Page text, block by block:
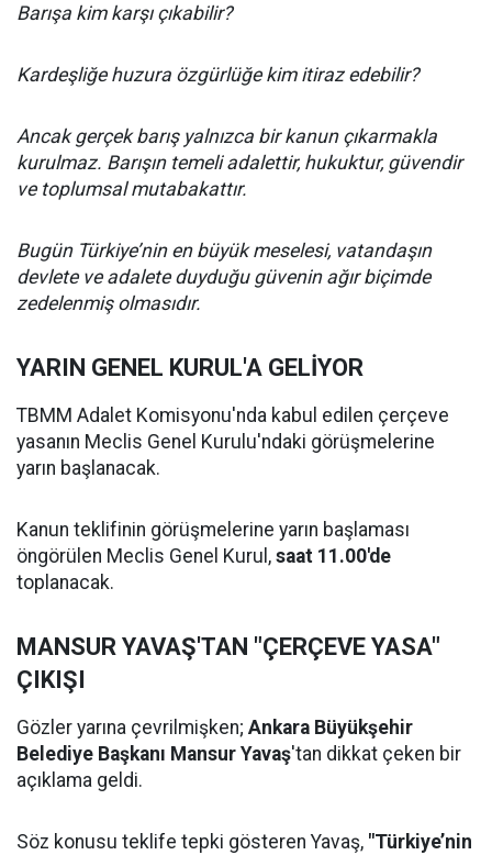
Barışa kim karşı çıkabilir?
Kardeşliğe huzura özgürlüğe kim itiraz edebilir?
Ancak gerçek barış yalnızca bir kanun çıkarmakla
kurulmaz. Barışın temeli adalettir, hukuktur, güvendir
ve toplumsal mutabakattır.
Bugün Türkiye’nin en büyük meselesi, vatandaşın
devlete ve adalete duyduğu güvenin ağır biçimde
zedelenmiş olmasıdır.
YARIN GENEL KURUL'A GELİYOR
TBMM Adalet Komisyonu'nda kabul edilen çerçeve
yasanın Meclis Genel Kurulu'ndaki görüşmelerine
yarın başlanacak.
Kanun teklifinin görüşmelerine yarın başlaması
öngörülen Meclis Genel Kurul, saat 11.00'de
toplanacak.
MANSUR YAVAŞ'TAN "ÇERÇEVE YASA"
ÇIKIŞI
Gözler yarına çevrilmişken; Ankara Büyükşehir
Belediye Başkanı Mansur Yavaş'tan dikkat çeken bir
açıklama geldi.
Söz konusu teklife tepki gösteren Yavaş, "Türkiye’nin